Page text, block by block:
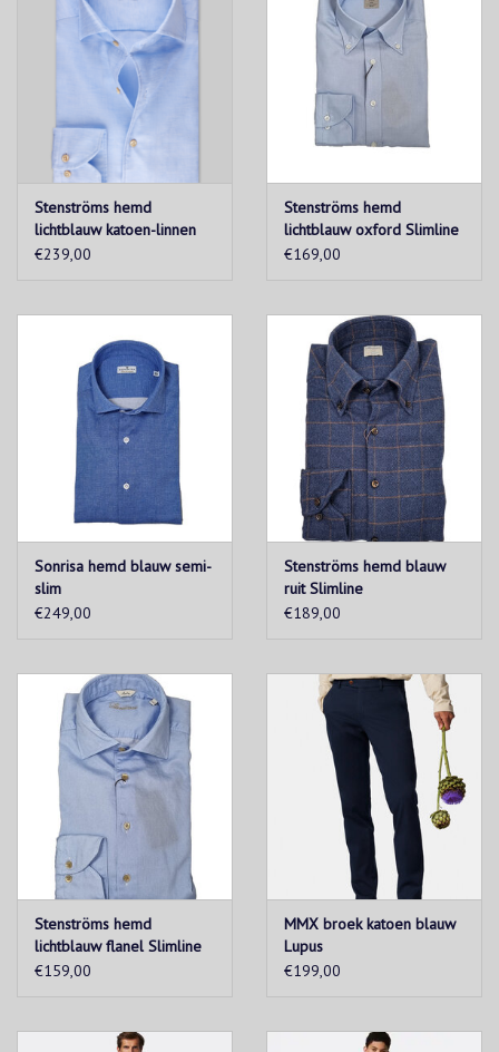
Stenströms hemd
lichtblauw katoen-linnen
Slimline
€239,00
Stenströms hemd
lichtblauw oxford Slimline
€169,00
Sonrisa hemd blauw semi-
slim
€249,00
Stenströms hemd blauw
ruit Slimline
€189,00
Stenströms hemd
lichtblauw flanel Slimline
€159,00
MMX broek katoen blauw
Lupus
€199,00